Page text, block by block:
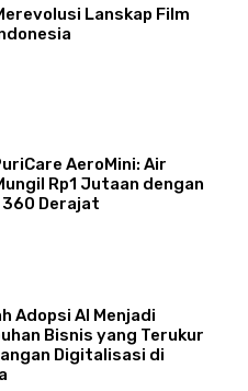
Lanskap Film
AeroMini: Air
Rp1 Jutaan dengan
Derajat
Adopsi AI Menjadi
Bisnis yang Terukur
Digitalisasi di